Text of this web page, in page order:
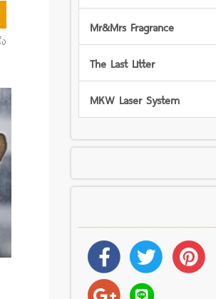
Mr&Mrs Fragrance
The Last Litter
MKW Laser System